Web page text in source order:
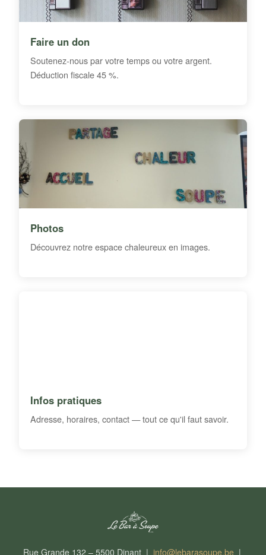
Faire un don
Soutenez-nous par votre temps ou votre argent.
Déduction fiscale 45 %.
Photos
Découvrez notre espace chaleureux en images.
Infos pratiques
Adresse, horaires, contact — tout ce qu'il faut savoir.
Rue Grande 132 – 5500 Dinant | info@lebarasoupe.be|